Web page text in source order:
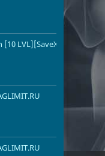
[10 LVL][SaveXP]
de_ramadi